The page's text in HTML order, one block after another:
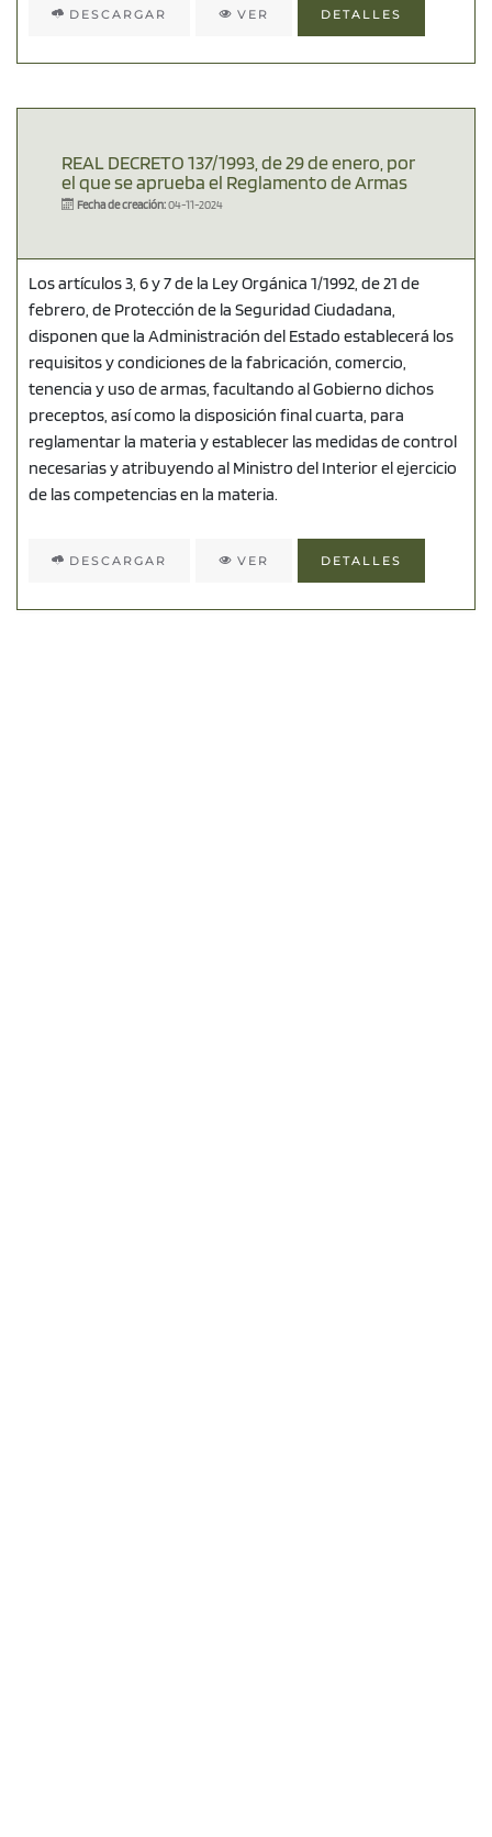
DESCARGAR VER DETALLES
REAL DECRETO 137/1993, de 29 de enero, por
el que se aprueba el Reglamento de Armas
Fecha de creación:04-11-2024
Los artículos 3, 6 y 7 de la Ley Orgánica 1/1992, de 21 de
febrero, de Protección de la Seguridad Ciudadana,
disponen que la Administración del Estado establecerá los
requisitos y condiciones de la fabricación, comercio,
tenencia y uso de armas, facultando al Gobierno dichos
preceptos, así como la disposición final cuarta, para
reglamentar la materia y establecer las medidas de control
necesarias y atribuyendo al Ministro del Interior el ejercicio
de las competencias en la materia.
DESCARGAR VER DETALLES